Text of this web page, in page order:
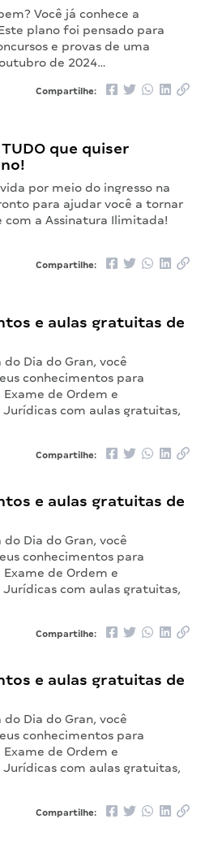
Você já conhece a
plano foi pensado para
e provas de uma
de 2024…
Compartilhe:
que quiser
por meio do ingresso na
para ajudar você a tornar
com a Assinatura Ilimitada!
Compartilhe:
e aulas gratuitas de
Dia do Gran, você
conhecimentos para
Exame de Ordem e
com aulas gratuitas,
Compartilhe:
e aulas gratuitas de
Dia do Gran, você
conhecimentos para
Exame de Ordem e
com aulas gratuitas,
Compartilhe:
e aulas gratuitas de
Dia do Gran, você
conhecimentos para
Exame de Ordem e
com aulas gratuitas,
Compartilhe: